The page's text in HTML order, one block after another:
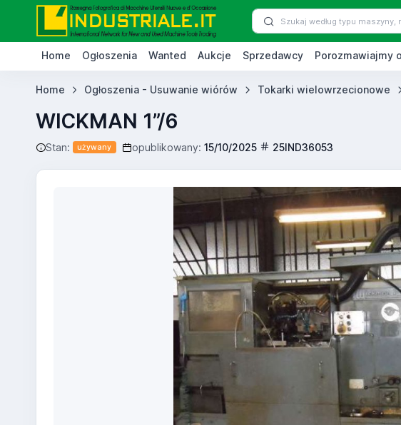
Home Ogłoszenia Wanted Aukcje Sprzedawcy Porozmawiajmy
Home Ogłoszenia - Usuwanie wiórów Tokarki wielowrzecionowe
WICKMAN 1”/6
Stan: używany opublikowany: 15/10/2025 25IND36053